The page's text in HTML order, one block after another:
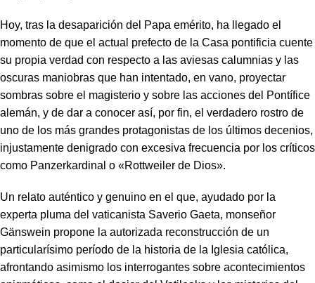
Hoy, tras la desaparición del Papa emérito, ha llegado el
momento de que el actual prefecto de la Casa pontificia cuente
su propia verdad con respecto a las aviesas calumnias y las
oscuras maniobras que han intentado, en vano, proyectar
sombras sobre el magisterio y sobre las acciones del Pontífice
alemán, y de dar a conocer así, por fin, el verdadero rostro de
uno de los más grandes protagonistas de los últimos decenios,
injustamente denigrado con excesiva frecuencia por los críticos
como Panzerkardinal o «Rottweiler de Dios».
Un relato auténtico y genuino en el que, ayudado por la
experta pluma del vaticanista Saverio Gaeta, monseñor
Gänswein propone la autorizada reconstrucción de un
particularísimo período de la historia de la Iglesia católica,
afrontando asimismo los interrogantes sobre acontecimientos